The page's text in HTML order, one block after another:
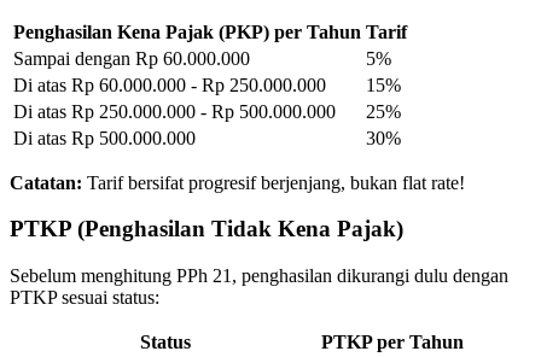
Penghasilan Kena Pajak (PKP) per Tahun Tarif
Sampai dengan Rp 60.000.000
5%
Di atas Rp 60.000.000 - Rp 250.000.000
15%
Di atas Rp 250.000.000 - Rp 500.000.000
25%
Di atas Rp 500.000.000
30%
Catatan: Tarif bersifat progresif berjenjang, bukan flat rate!
PTKP (Penghasilan Tidak Kena Pajak)
Sebelum menghitung PPh 21, penghasilan dikurangi dulu dengan
PTKP sesuai status:
Status
PTKP per Tahun